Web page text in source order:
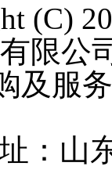
(C)
限
及服务
：山